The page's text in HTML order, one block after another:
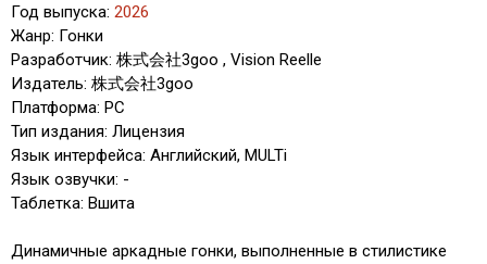
Год выпуска: 2026
Жанр: Гонки
Разработчик: 株式会社3goo , Vision Reelle
Издатель: 株式会社3goo
Платформа: PC
Тип издания: Лицензия
Язык интерфейса: Английский, MULTi
Язык озвучки: -
Таблетка: Вшита
Динамичные аркадные гонки, выполненные в стилистике